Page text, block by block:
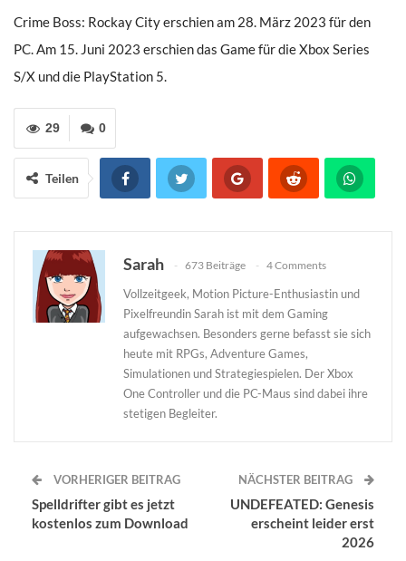
Crime Boss: Rockay City erschien am 28. März 2023 für den
PC. Am 15. Juni 2023 erschien das Game für die Xbox Series
S/X und die PlayStation 5.
0
29
Teilen
Sarah 673 Beiträge 4 Comments
Vollzeitgeek, Motion Picture-Enthusiastin und
Pixelfreundin Sarah ist mit dem Gaming
aufgewachsen. Besonders gerne befasst sie sich
heute mit RPGs, Adventure Games,
Simulationen und Strategiespielen. Der Xbox
One Controller und die PC-Maus sind dabei ihre
stetigen Begleiter.
VORHERIGER BEITRAG
Spelldrifter gibt es jetzt
kostenlos zum Download
NÄCHSTER BEITRAG
UNDEFEATED: Genesis
erscheint leider erst
2026